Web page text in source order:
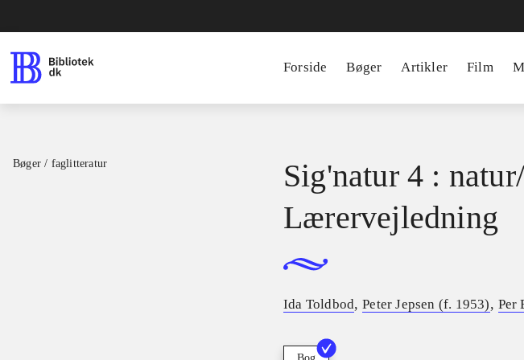
Forside Bøger Artikler Film
Bøger / faglitteratur
Sig'natur 4 :
Lærervejledning
Ida Toldbod,Peter Jepsen (f. 1953), Per